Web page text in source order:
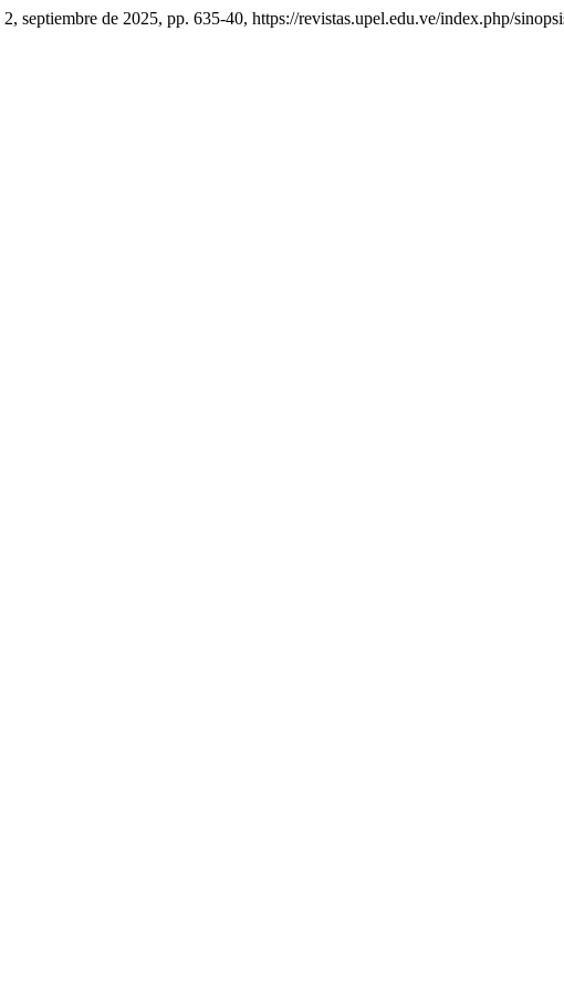
2, septiembre de 2025, pp. 635-40, https://revistas.upel.edu.ve/index.php/